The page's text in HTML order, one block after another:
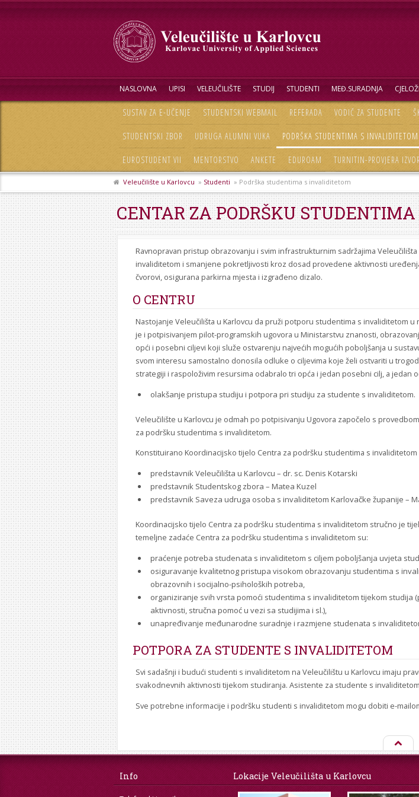
NASLOVNA UPISI VELEUČILIŠTE STUDIJ STUDENTI MEĐ.SURADNJA
SUSTAV ZA E-UČENJE STUDENTSKI WEBMAIL REFERADA VODIČ ZA STUDENTE
STUDENTSKI ZBOR UDRUGA ALUMNI VUKA PODRŠKA STUDENTIMA S INVALIDITETOM
EUROSTUDENT VII MENTORSTVO ANKETE EDUROAM TURNITIN-PROVJERA
Veleučilište u Karlovcu » Studenti » Podrška studentima s invaliditetom
CENTAR ZA PODRŠKU
Ravnopravan pristup obrazovanju i svim infrastrukturnim sadržajima
invaliditetom i smanjene pokretljivosti kroz dosad provedene aktivnosti
čvorovi, osigurana parkirna mjesta i izgrađeno dizalo.
O CENTRU
Nastojanje Veleučilišta u Karlovcu da pruži potporu studentima s invaliditetom
je i potpisivanjem pilot-programskih ugovora u Ministarstvu znanosti,
opći i posebni ciljevi koji služe ostvarenju najvećih mogućih poboljšanja u
svom interesu samostalno donosila odluke o ciljevima koje želi ostvariti u
strategiji i raspoloživim resursima odabralo tri opća i jedan posebni cilj, a jedan
olakšanje pristupa studiju i potpora pri studiju za studente s invaliditetom.
Veleučilište u Karlovcu je odmah po potpisivanju Ugovora započelo s
za podršku studentima s invaliditetom.
Konstituirano Koordinacijsko tijelo Centra za podršku studentima s invaliditetom
predstavnik Veleučilišta u Karlovcu – dr. sc. Denis Kotarski
predstavnik Studentskog zbora – Matea Kuzel
predstavnik Saveza udruga osoba s invaliditetom Karlovačke županije –
Koordinacijsko tijelo Centra za podršku studentima s invaliditetom stručno je
temeljne zadaće Centra za podršku studentima s invaliditetom su:
praćenje potreba studenata s invaliditetom s ciljem poboljšanja uvjeta
osiguravanje kvalitetnog pristupa visokom obrazovanju studentima s
obrazovnih i socijalno-psiholoških potreba,
organiziranje svih vrsta pomoći studentima s invaliditetom tijekom
aktivnosti, stručna pomoć u vezi sa studijima i sl.),
unapređivanje međunarodne suradnje i razmjene studenata s
POTPORA ZA STUDENTE S INVALIDITETOM
Svi sadašnji i budući studenti s invaliditetom na Veleučilištu u Karlovcu imaju
svakodnevnih aktivnosti tijekom studiranja. Asistente za studente s
Sve potrebne informacije i podršku studenti s invaliditetom mogu dobiti e-
Info Lokacije Veleučilišta u Karlovcu